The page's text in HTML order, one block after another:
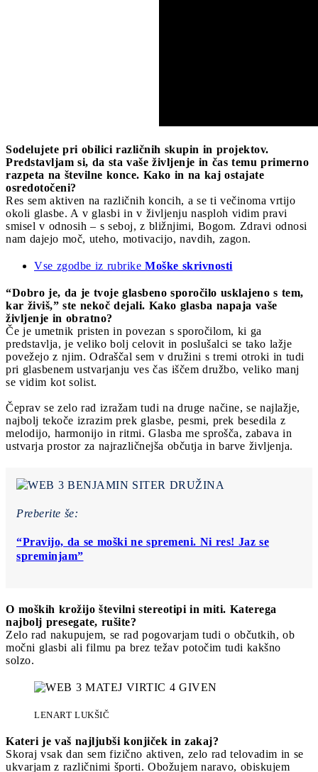
Sodelujete pri obilici različnih skupin in projektov.
Predstavljam si, da sta vaše življenje in čas temu primerno
razpeta na številne konce. Kako in na kaj ostajate
osredotočeni?
Res sem aktiven na različnih koncih, a se ti večinoma vrtijo
okoli glasbe. A v glasbi in v življenju nasploh vidim pravi
smisel v odnosih – s seboj, z bližnjimi, Bogom. Zdravi odnosi
nam dajejo moč, uteho, motivacijo, navdih, zagon.
Vse zgodbe iz rubrike Moške skrivnosti
“Dobro je, da je tvoje glasbeno sporočilo usklajeno s tem,
kar živiš,” ste nekoč dejali. Kako glasba napaja vaše
življenje in obratno?
Če je umetnik pristen in povezan s sporočilom, ki ga
predstavlja, je veliko bolj celovit in poslušalci se tako lažje
povežejo z njim. Odraščal sem v družini s tremi otroki in tudi
pri glasbenem ustvarjanju ves čas iščem družbo, veliko manj
se vidim kot solist.
Čeprav se zelo rad izražam tudi na druge načine, se najlažje,
najbolj tekoče izrazim prek glasbe, pesmi, prek besedila z
melodijo, harmonijo in ritmi. Glasba me sprošča, zabava in
ustvarja prostor za najrazličnejša občutja in barve življenja.
Preberite še:
“Pravijo, da se moški ne spremeni. Ni res! Jaz se
spreminjam”
O moških krožijo številni stereotipi in miti. Katerega
najbolj presegate, rušite?
Zelo rad nakupujem, se rad pogovarjam tudi o občutkih, ob
močni glasbi ali filmu pa brez težav potočim tudi kakšno
solzo.
LENART LUKŠIČ
Kateri je vaš najljubši konjiček in zakaj?
Skoraj vsak dan sem fizično aktiven, zelo rad telovadim in se
ukvarjam z različnimi športi. Obožujem naravo, obiskujem